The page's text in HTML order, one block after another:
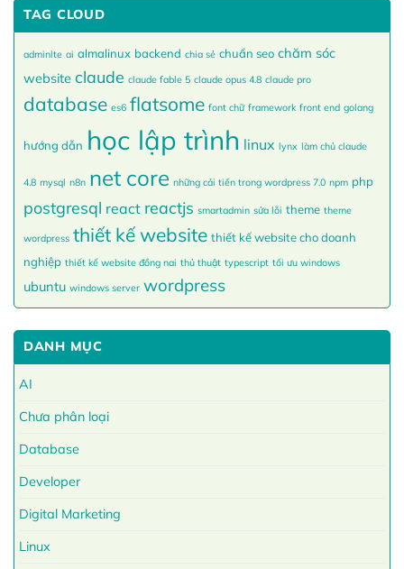
TAG CLOUD
adminlte ai almalinux backend chia sẻ chuẩn seo chăm sóc
website claude claude fable 5 claude opus 4.8 claude pro
database es6 flatsome font chữ framework front end golang
hướng dẫn học lập trình linux lynx làm chủ claude
4.8 mysql n8n net core những cải tiến trong wordpress 7.0 npm php
postgresql react reactjs smartadmin sửa lỗi theme theme
wordpress thiết kế website thiết kế website cho doanh
nghiệp thiết kế website đồng nai thủ thuật typescript tối ưu windows
ubuntu windows server wordpress
DANH MỤC
AI
Chưa phân loại
Database
Developer
Digital Marketing
Linux